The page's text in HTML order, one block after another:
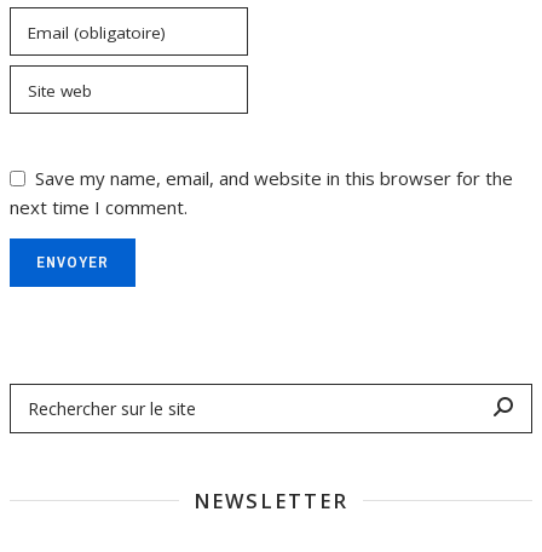
Email (obligatoire)
Site web
Save my name, email, and website in this browser for the
next time I comment.
ENVOYER
NEWSLETTER